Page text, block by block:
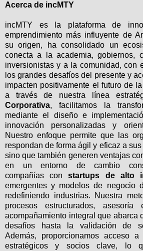
Acerca de incMTY
incMTY es la plataforma de
emprendimiento más influyente de
su origen, ha consolidado un
conecta a la academia, gobiernos,
inversionistas y a la comunidad, con
los grandes desafíos del presente y
impacten positivamente el futuro de
a través de nuestra línea
Corporativa, facilitamos la
mediante el diseño e
innovación personalizadas y
Nuestro enfoque permite que las
respondan de forma ágil y eficaz a
sino que también generen ventajas
en un entorno de cambio
compañías constartups de alto
emergentes y modelos de negocio
redefiniendo industrias. Nuestra
procesos estructurados,
acompañamiento integral que abarca
desafíos hasta la validación de
Además, proporcionamos acceso
estratégicos y socios clave, lo